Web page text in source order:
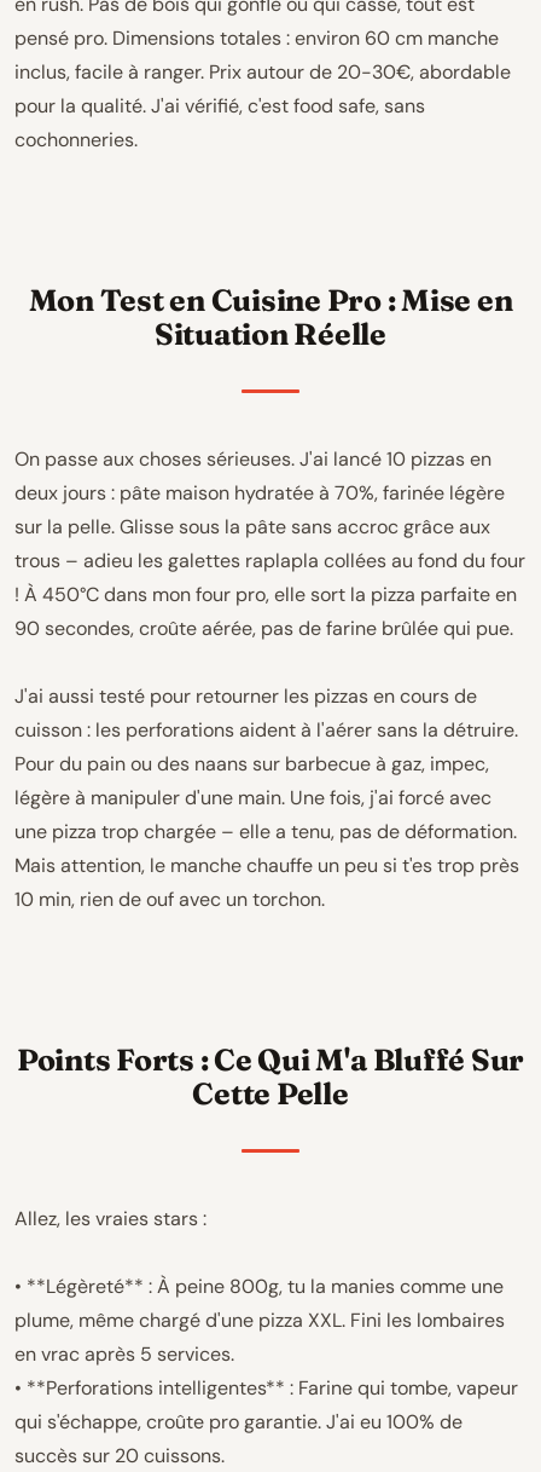
pensé pro. Dimensions totales : environ 60 cm manche
inclus, facile à ranger. Prix autour de 20-30€, abordable
pour la qualité. J'ai vérifié, c'est food safe, sans
cochonneries.
Mon Test en Cuisine Pro : Mise en
Situation Réelle
On passe aux choses sérieuses. J'ai lancé 10 pizzas en
deux jours : pâte maison hydratée à 70%, farinée légère
sur la pelle. Glisse sous la pâte sans accroc grâce aux
trous – adieu les galettes raplapla collées au fond du four
! À 450°C dans mon four pro, elle sort la pizza parfaite en
90 secondes, croûte aérée, pas de farine brûlée qui pue.
J'ai aussi testé pour retourner les pizzas en cours de
cuisson : les perforations aident à l'aérer sans la détruire.
Pour du pain ou des naans sur barbecue à gaz, impec,
légère à manipuler d'une main. Une fois, j'ai forcé avec
une pizza trop chargée – elle a tenu, pas de déformation.
Mais attention, le manche chauffe un peu si t'es trop près
10 min, rien de ouf avec un torchon.
Points Forts : Ce Qui M'a Bluffé Sur
Cette Pelle
Allez, les vraies stars :
• **Légèreté** : À peine 800g, tu la manies comme une
plume, même chargé d'une pizza XXL. Fini les lombaires
en vrac après 5 services.
• **Perforations intelligentes** : Farine qui tombe, vapeur
qui s'échappe, croûte pro garantie. J'ai eu 100% de
succès sur 20 cuissons.